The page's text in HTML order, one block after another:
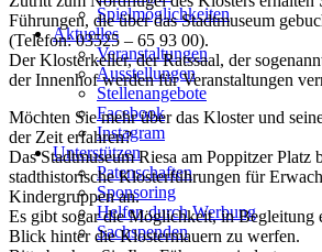
Spielmöglichkeiten
Aktuelles
Veranstaltungen
Ausstellungen
Stellenangebote
Facebook
Instagram
Unterstützen
Patenschaften
Sponsoring
Helfen durch Werbung
Sachspenden
Führungen, die über das Stadtmuseum
(Telefon: 03525 – 65 93 00).
Der Klosterkeller, der Ratssaal, der
der Innenhof werden für Veranstaltungen
Möchten Sie mehr über das Kloster und
der Zeit erfahren?
Das Stadtmuseum Riesa am Poppitzer Platz
stadthistorische Klosterführungen für
Kindergruppen an.
Es gibt sogar die Möglichkeit, in Begleitung
Blick hinter die Klostermauern zu werfen.